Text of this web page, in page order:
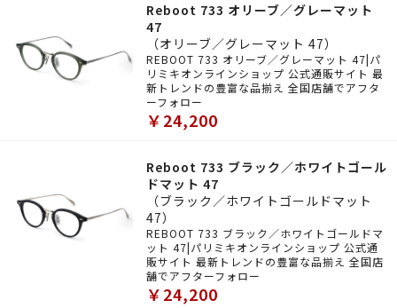
Reboot 733 オリーブ／グレーマット
47
（オリーブ／グレーマット 47）
REBOOT 733 オリーブ／グレーマット 47|パ
リミキオンラインショップ 公式通販サイト 最
新トレンドの豊富な品揃え 全国店舗でアフタ
ーフォロー
￥24,200
Reboot 733 ブラック／ホワイトゴール
ドマット 47
（ブラック／ホワイトゴールドマット
47）
REBOOT 733 ブラック／ホワイトゴールドマ
ット 47|パリミキオンラインショップ 公式通
販サイト 最新トレンドの豊富な品揃え 全国店
舗でアフターフォロー
￥24,200